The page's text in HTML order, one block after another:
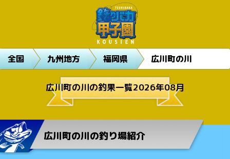
全国 九州地方 福岡県 広川町の川
広川町の川の釣果一覧2026年08月
広川町の川の釣り場紹介